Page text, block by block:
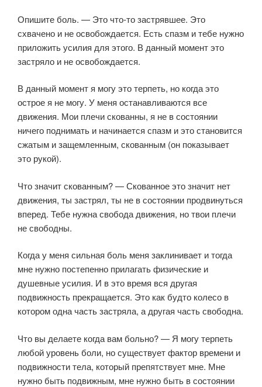
Опишите боль. — Это что-то застрявшее. Это
схвачено и не освобождается. Есть спазм и тебе нужно
приложить усилия для этого. В данный момент это
застряло и не освобождается.
В данный момент я могу это терпеть, но когда это
острое я не могу. У меня останавливаются все
движения. Мои плечи скованны, я не в состоянии
ничего поднимать и начинается спазм и это становится
сжатым и защемленным, скованным (он показывает
это рукой).
Что значит скованным? — Скованное это значит нет
движения, ты застрял, ты не в состоянии продвинуться
вперед. Тебе нужна свобода движения, но твои плечи
не свободны.
Когда у меня сильная боль меня заклинивает и тогда
мне нужно постепенно прилагать физические и
душевные усилия. И в это время вся другая
подвижность прекращается. Это как будто колесо в
котором одна часть застряла, а другая часть свободна.
Что вы делаете когда вам больно? — Я могу терпеть
любой уровень боли, но существует фактор времени и
подвижности тела, который препятствует мне. Мне
нужно быть подвижным, мне нужно быть в состоянии